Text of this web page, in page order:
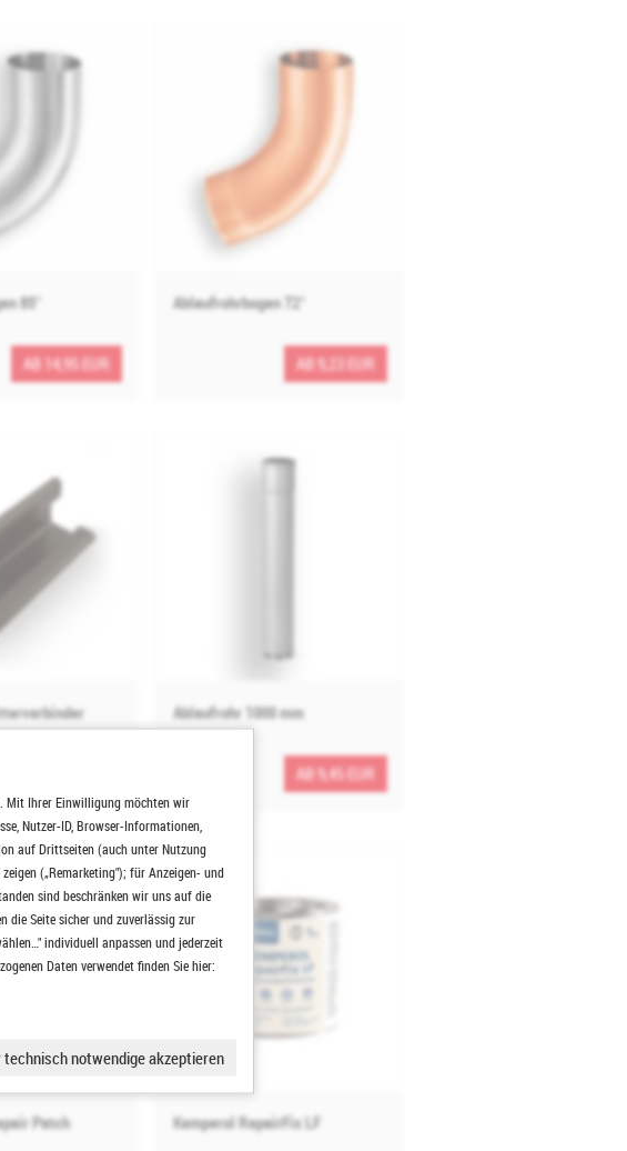
Mit Ihrer Einwilligung möchten wir
Nutzer-ID, Browser-Informationen,
auf Drittseiten (auch unter Nutzung
(„Remarketing"); für Anzeigen- und
sind beschränken wir uns auf die
die Seite sicher und zuverlässig zur
individuell anpassen und jederzeit
Daten verwendet finden Sie hier:
technisch notwendige akzeptieren
85°
AB 14,95 EUR
Ablaufrohrbogen 72°
AB 9,23 EUR
Ablaufrohr 1000 mm
AB 9,45 EUR
Patch Kemperol RepairFix LF